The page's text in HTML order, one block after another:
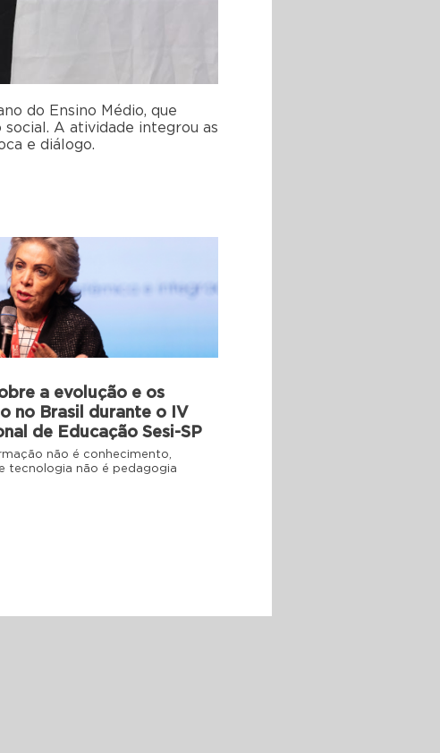
do Ensino Médio, que
A atividade integrou as
e diálogo.
a evolução e os
no Brasil durante o IV
de Educação Sesi-SP
não é conhecimento,
tecnologia não é pedagogia